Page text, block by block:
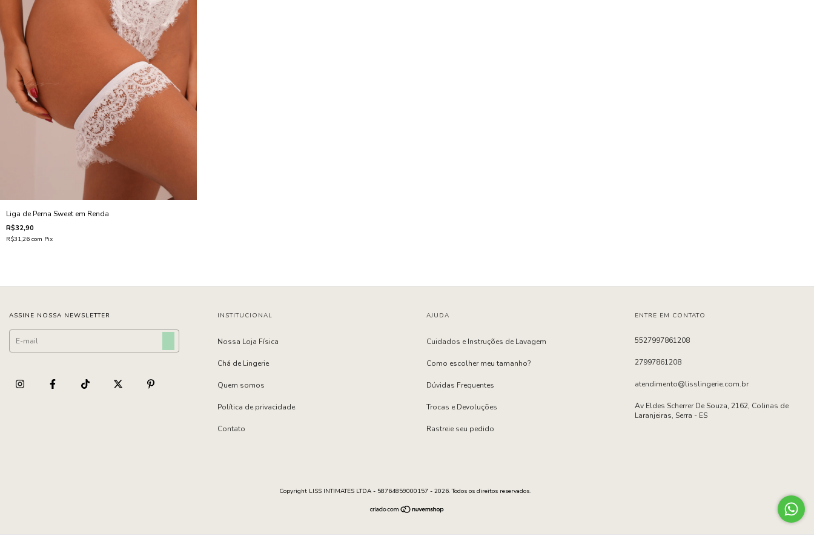
Liga de Perna Sweet em Renda
R$32,90
R$31,26 com Pix
ASSINE NOSSA NEWSLETTER INSTITUCIONAL
Nossa Loja Física
Chá de Lingerie
Quem somos
Política de privacidade
Contato
AJUDA
Cuidados e Instruções de Lavagem
Como escolher meu tamanho?
Dúvidas Frequentes
Trocas e Devoluções
Rastreie seu pedido
ENTRE EM CONTATO
5527997861208
27997861208
atendimento@lisslingerie.com.br
Av Eldes Scherrer De Souza, 2162, Colinas de
Laranjeiras, Serra - ES
Copyright LISS INTIMATES LTDA - 58764859000157 - 2026. Todos os direitos reservados.